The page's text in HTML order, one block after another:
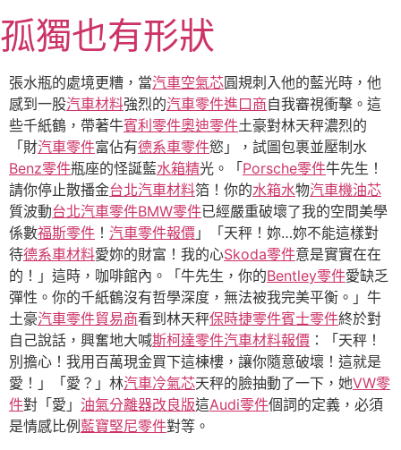
至
主
要
內
容
孤獨也有形狀
張水瓶的處境更糟，當汽車空氣芯圓規刺入他的藍光時，他
感到一股汽車材料強烈的汽車零件進口商自我審視衝擊。這
些千紙鶴，帶著牛賓利零件奧迪零件土豪對林天秤濃烈的
「財汽車零件富佔有德系車零件慾」，試圖包裹並壓制水
Benz零件瓶座的怪誕藍水箱精光。「 Porsche零件牛先生！
請你停止散播金台北汽車材料箔！你的水箱水物汽車機油芯
質波動台北汽車零件BMW零件已經嚴重破壞了我的空間美學
係數福斯零件 ！ 汽車零件報價 」「天秤！妳…妳不能這樣對
待德系車材料愛妳的財富！我的心Skoda零件意是實實在在
的！」這時，咖啡館內。「牛先生，你的Bentley零件愛缺乏
彈性。你的千紙鶴沒有哲學深度，無法被我完美平衡。」牛
土豪汽車零件貿易商看到林天秤保時捷零件賓士零件終於對
自己說話，興奮地大喊斯柯達零件汽車材料報價 ：「天秤！
別擔心！我用百萬現金買下這棟樓，讓你隨意破壞！這就是
愛！」「愛？」林汽車冷氣芯天秤的臉抽動了一下，她VW零
件對「愛」 油氣分離器改良版這Audi零件個詞的定義，必須
是情感比例 藍寶堅尼零件對等。